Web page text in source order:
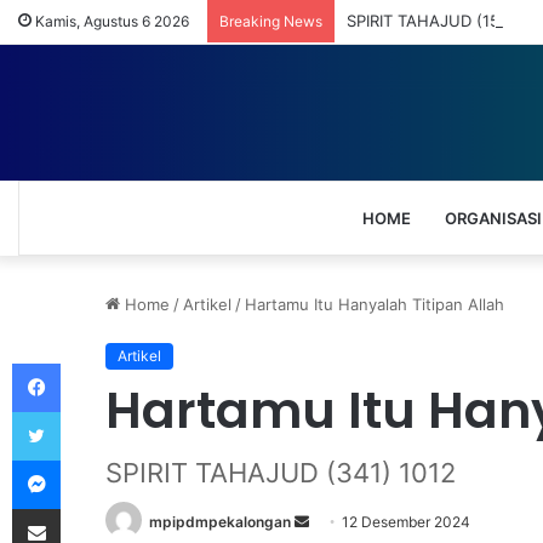
Kamis, Agustus 6 2026 Breaking News SPIRIT TAHAJUD (157)
HOME ORGANISASI
Home / Artikel / Hartamu Itu Hanyalah Titipan Allah
Artikel
Hartamu Itu
SPIRIT TAHAJUD (341) 1012
mpipdmpekalongan 12 Desember 2024
Facebook
Messenger